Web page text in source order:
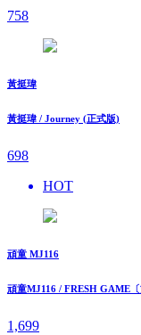
758
黃挺瑋
黃挺瑋 / Journey (正式版)
698
HOT
頑童 MJ116
頑童MJ116 / FRESH GAME
1,699